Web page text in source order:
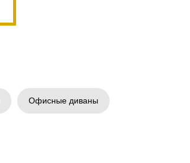
Офисные диваны